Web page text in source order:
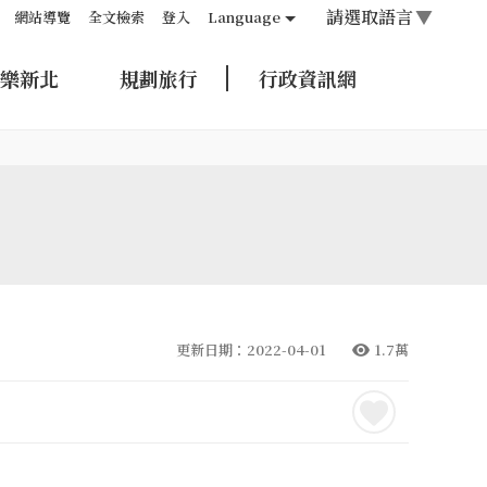
網站導覽 全文檢索 登入 Language 請選取語言▼
新北 規劃旅行 行政資訊網
更新日期：2022-04-01 1.7萬